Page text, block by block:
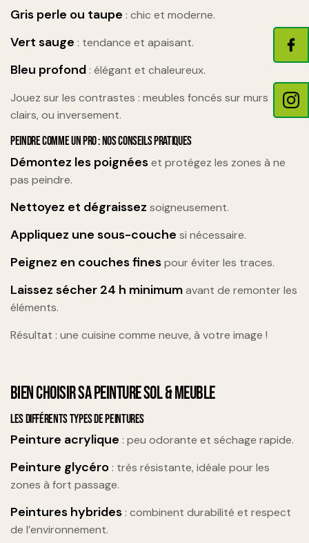
Gris perle ou taupe : chic et moderne.
Vert sauge : tendance et apaisant.
Bleu profond : élégant et chaleureux.
Jouez sur les contrastes : meubles foncés sur murs
clairs, ou inversement.
PEINDRE COMME UN PRO : NOS CONSEILS PRATIQUES
Démontez les poignéeset protégez les zones à ne
pas peindre.
Nettoyez et dégraissez soigneusement.
Appliquez une sous-couche si nécessaire.
Peignez en couches finespour éviter les traces.
Laissez sécher 24 h minimumavant de remonter les
éléments.
Résultat : une cuisine comme neuve, à votre image !
BIEN CHOISIR SA PEINTURE SOL & MEUBLE
LES DIFFÉRENTS TYPES DE PEINTURES
Peinture acrylique : peu odorante et séchage rapide.
Peinture glycéro : très résistante, idéale pour les
zones à fort passage.
Peintures hybrides : combinent durabilité et respect
de l’environnement.